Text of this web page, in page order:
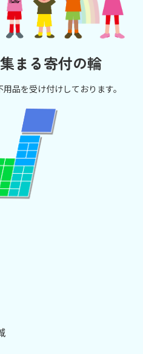
まる寄付の輪
品を受け付けしております。